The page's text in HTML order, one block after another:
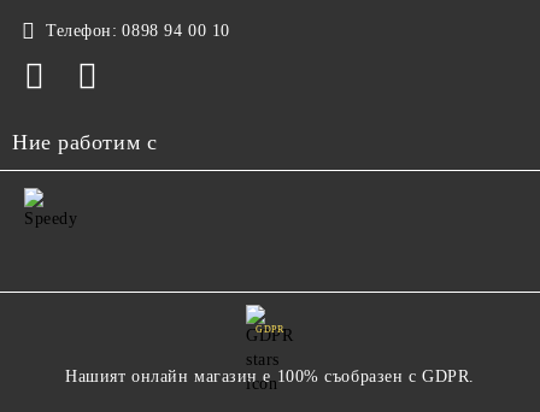
Телефон: 0898 94 00 10
Ние работим с
GDPR
Нашият онлайн магазин е 100% съобразен с GDPR.